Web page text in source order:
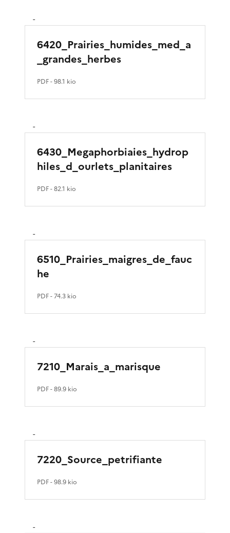
-
6420_Prairies_humides_med_a
_grandes_herbes
PDF- 98.1 kio
-
6430_Megaphorbiaies_hydrop
hiles_d_ourlets_planitaires
PDF- 82.1 kio
-
6510_Prairies_maigres_de_fauc
he
PDF- 74.3 kio
-
7210_Marais_a_marisque
PDF- 89.9 kio
-
7220_Source_petrifiante
PDF- 98.9 kio
-